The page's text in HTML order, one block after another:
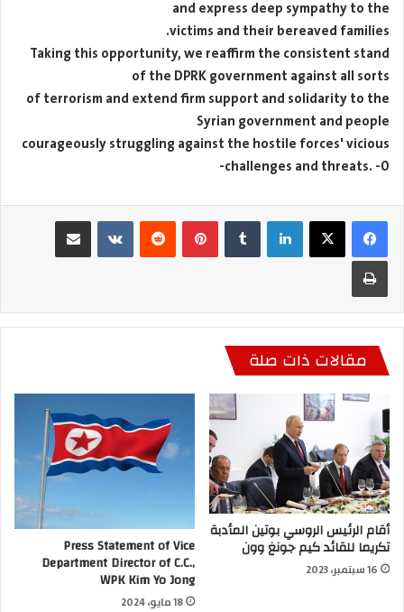
and express deep sympathy to the
victims and their bereaved families.
Taking this opportunity, we reaffirm the consistent stand
of the DPRK government against all sorts
of terrorism and extend firm support and solidarity to the
Syrian government and people
courageously struggling against the hostile forces' vicious
challenges and threats. -0-
لينكدإن بينتيريست مشاركة عبر البريد
طباعة
مقالات ذات صلة
أقام الرئيس الروسي بوتين المأدبة
تكريما للقائد كيم جونغ وون
16 سبتمبر، 2023
Press Statement of Vice
Department Director of C.C.,
WPK Kim Yo Jong
18 مايو، 2024